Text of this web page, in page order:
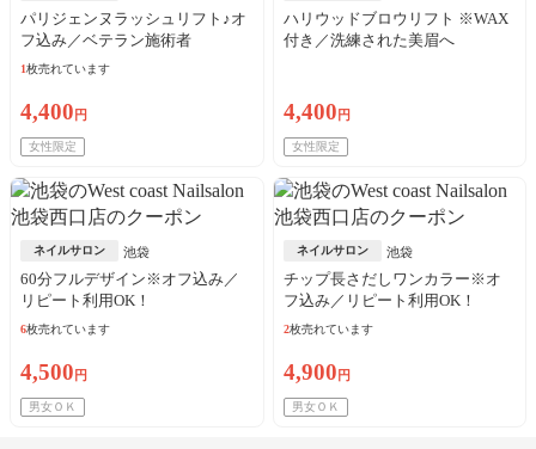
パリジェンヌラッシュリフト♪オ
フ込み／ベテラン施術者
1枚売れています
4,400 円
女性限定
ハリウッドブロウリフト ※WAX
付き／洗練された美眉へ
4,400 円
女性限定
ネイルサロン 池袋
60分フルデザイン※オフ込み／
リピート利用OK！
6枚売れています
4,500 円
男女ＯＫ
ネイルサロン 池袋
チップ長さだしワンカラー※オ
フ込み／リピート利用OK！
2枚売れています
4,900 円
男女ＯＫ